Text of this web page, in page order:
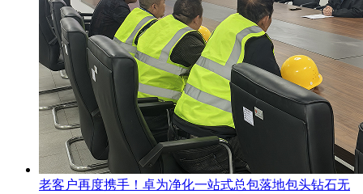
老客户再度携手！卓为净化一站式总包落地包头钻石无